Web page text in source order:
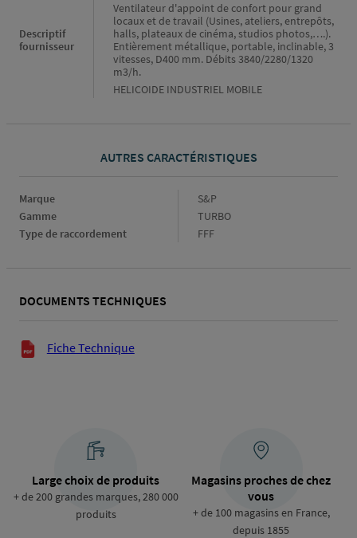
Descriptif
fournisseur
Ventilateur d'appoint de confort pour grand
locaux et de travail (Usines, ateliers, entrepôts,
halls, plateaux de cinéma, studios photos,….).
Entièrement métallique, portable, inclinable, 3
vitesses, D400 mm. Débits 3840/2280/1320
m3/h.
HELICOIDE INDUSTRIEL MOBILE
AUTRES CARACTÉRISTIQUES
Marque Marque
S&P
Gamme
Gamme
TURBO
Type de raccordement
Type
FFF
DOCUMENTS TECHNIQUES
Documents techniques
Fiche Technique
Large choix de produits
+ de 200 grandes marques, 280 000
produits
Magasins proches de chez
vous
+ de 100 magasins en France,
depuis 1855